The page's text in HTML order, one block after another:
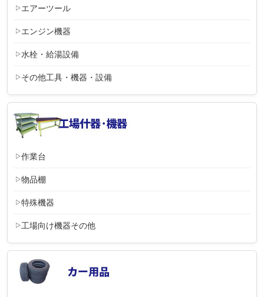
エアーツール
エンジン機器
水栓・給湯設備
その他工具・機器・設備
作業台
物品棚
特殊機器
工場向け機器その他